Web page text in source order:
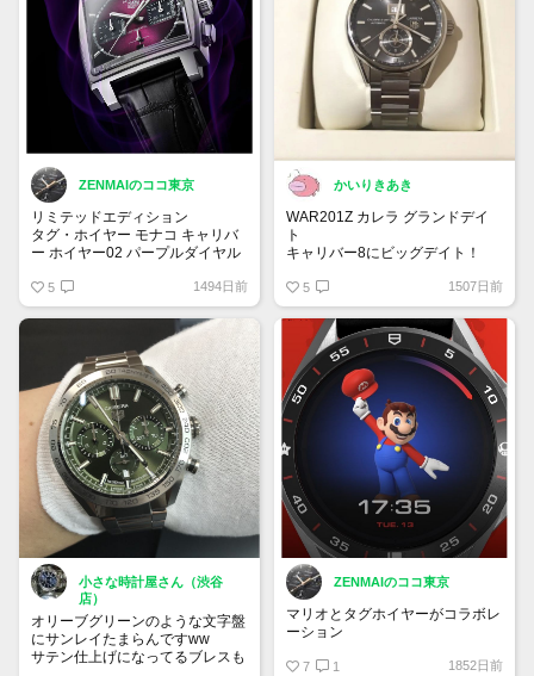
ZENMAIのココ東京
リミテッドエディション
タグ・ホイヤー モナコ キャリバ
ー ホイヤー02 パープルダイヤル
自動巻クロノグラフ - 直径39 mm
CBL2118.FC6518
パープル来そうですよね！
5 1494日前
かいりきあき
WAR201Z カレラ グランドデイ
ト
キャリバー8にビッグデイト！
象 5 1507日前
小さな時計屋さん（渋谷
店）
オリーブグリーンのような文字盤
にサンレイたまらんですww
サテン仕上げになってるブレスも
ZENMAIのココ東京
マリオとタグホイヤーがコラボレ
ーション
7 1 1852日前